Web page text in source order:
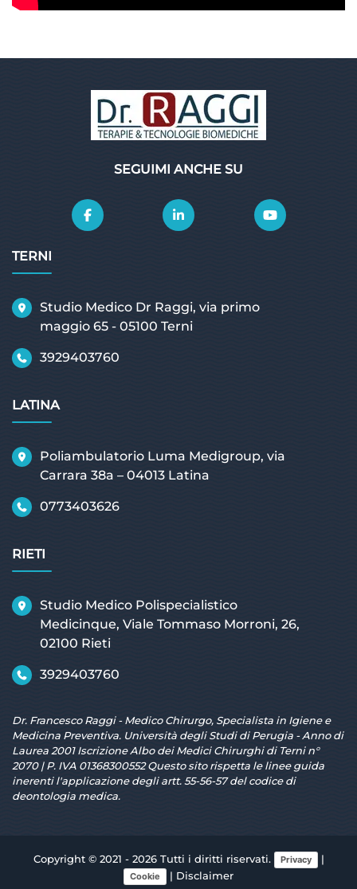
SEGUIMI ANCHE SU
TERNI
Studio Medico Dr Raggi, via primo
maggio 65 - 05100 Terni
3929403760
LATINA
Poliambulatorio Luma Medigroup, via
Carrara 38a – 04013 Latina
0773403626
RIETI
Studio Medico Polispecialistico
Medicinque, Viale Tommaso Morroni, 26,
02100 Rieti
3929403760
Dr. Francesco Raggi - Medico Chirurgo, Specialista in Igiene e
Medicina Preventiva. Università degli Studi di Perugia - Anno di
Laurea 2001 Iscrizione Albo dei Medici Chirurghi di Terni n°
2070 | P. IVA 01368300552 Questo sito rispetta le linee guida
inerenti l'applicazione degli artt. 55-56-57 del codice di
deontologia medica.
Copyright © 2021 - 2026 Tutti i diritti riservati. Privacy |
Cookie | Disclaimer